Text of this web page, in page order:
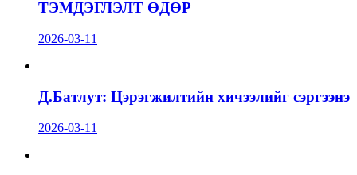
ТЭМДЭГЛЭЛТ ӨДӨР
2026-03-11
Д.Батлут: Цэрэгжилтийн хичээлийг сэргээнэ
2026-03-11